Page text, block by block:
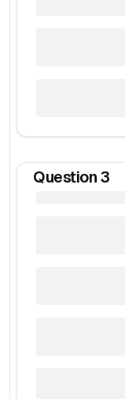
Question 3